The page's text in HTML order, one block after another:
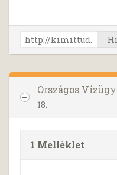
Országos
18.
1 Melléklet